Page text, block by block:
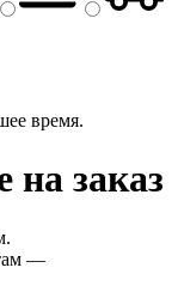
время.
на заказ
—